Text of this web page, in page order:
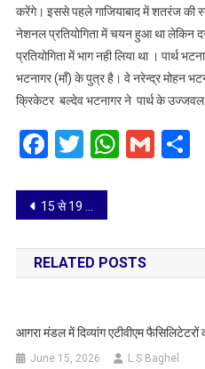
करेंगे। इससे पहले गाजियाबाद में शतरंज की
नेशनल प्रतियोगिता में चयन हुआ था लेकिन
प्रतियोगिता में भाग नही लिया था । पार्थ
भटनागर (माँ) के पुत्र है। वे नरेन्द्र मोहन
क्रिकेटर बल्देव भटनागर ने पार्थ के उज्जवल
Facebook
Twitter
Post
navigation
15 से 19 मई तक सूचना का अधिकार अधिनियम 2005 के तहत सूचना आयुक्त करेंगे सुनवाई
RELATED POSTS
आगरा मंडल में दिव्यांग एटीवीएम फैसिलिटेटरों
June 15, 2026 L.S Baghel